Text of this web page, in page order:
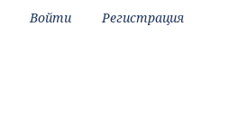
Войти Регистрация